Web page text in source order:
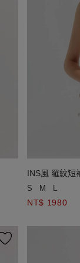
INS風 羅紋短
S M
NT$ 1980